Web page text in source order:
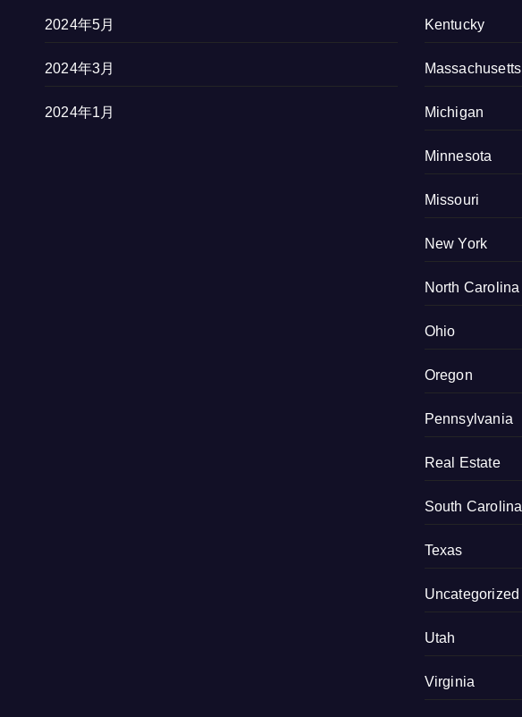
2024年5月
2024年3月
2024年1月
Kentucky
Massachusetts
Michigan
Minnesota
Missouri
New York
North Carolina
Ohio
Oregon
Pennsylvania
Real Estate
South Carolina
Texas
Uncategorized
Utah
Virginia